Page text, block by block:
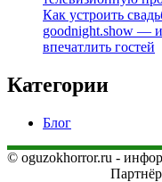
Как устроить
goodnight.show —
впечатлить гостей
Категории
Блог
© oguzokhorror.ru -